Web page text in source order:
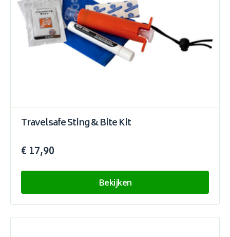
Travelsafe Sting & Bite Kit
€ 17,90
Bekijken